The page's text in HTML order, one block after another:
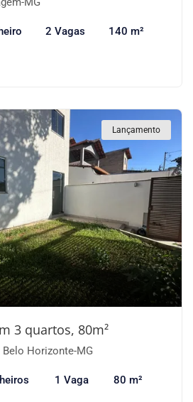
2 Vagas 140 m²
Lançamento
3 quartos, 80m²
Horizonte-MG
1 Vaga 80 m²